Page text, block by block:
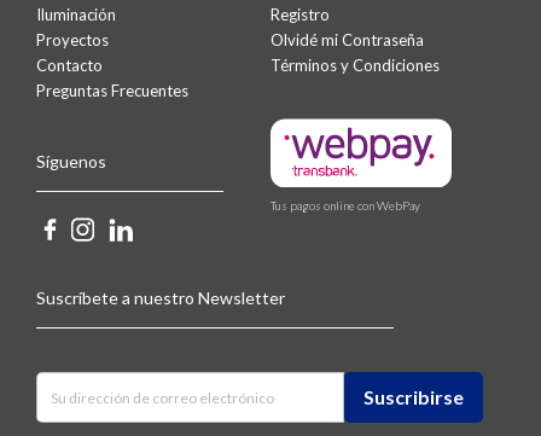
Iluminación
Proyectos
Contacto
Preguntas Frecuentes
Síguenos
Registro
Olvidé mi Contraseña
Términos y Condiciones
Tus pagos online con WebPay
Suscríbete a nuestro Newsletter